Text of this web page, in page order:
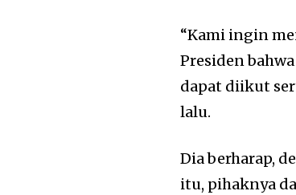
“Kami ingin
Presiden
dapat diikut
lalu.
Dia berharap,
itu, pihaknya